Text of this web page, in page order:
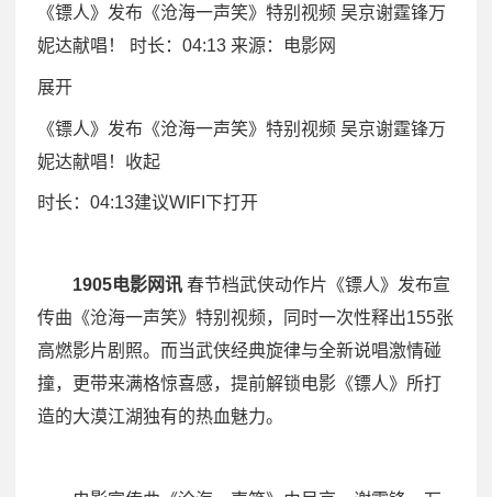
《镖人》发布《沧海一声笑》特别视频 吴京谢霆锋万
妮达献唱！
时长：04:13 来源：电影网
展开
《镖人》发布《沧海一声笑》特别视频 吴京谢霆锋万
妮达献唱！ 收起
时长：04:13建议WIFI下打开
1905电影网讯 春节档武侠动作片《镖人》发布宣
传曲《沧海一声笑》特别视频，同时一次性释出155张
高燃影片剧照。而当武侠经典旋律与全新说唱激情碰
撞，更带来满格惊喜感，提前解锁电影《镖人》所打
造的大漠江湖独有的热血魅力。